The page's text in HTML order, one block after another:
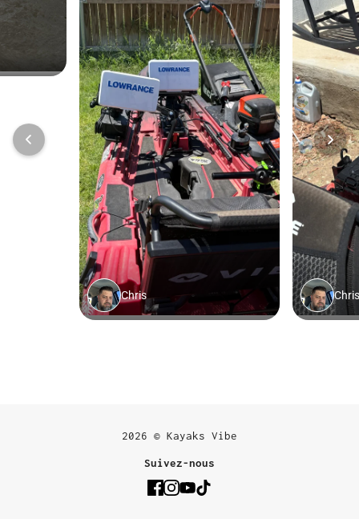
2026 © Kayaks Vibe
Suivez-nous